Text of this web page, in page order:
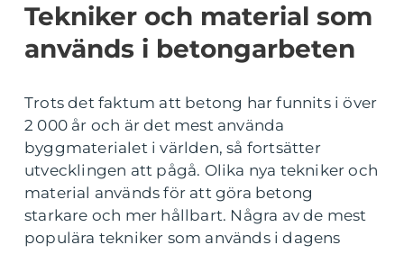
Tekniker och material som
används i betongarbeten
Trots det faktum att betong har funnits i över
2 000 år och är det mest använda
byggmaterialet i världen, så fortsätter
utvecklingen att pågå. Olika nya tekniker och
material används för att göra betong
starkare och mer hållbart. Några av de mest
populära tekniker som används i dagens